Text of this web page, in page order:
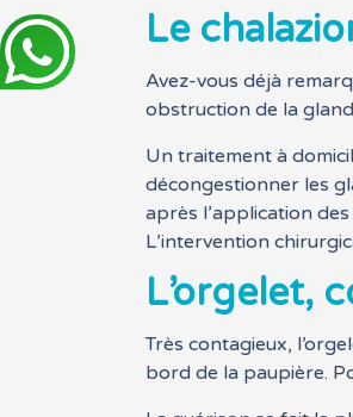
Le
Avez-vous déjà
obstruction de la
Un traitement à
décongestionner les
après l’application
L’intervention
L’orgelet,
Très contagieux,
bord de la paupière.